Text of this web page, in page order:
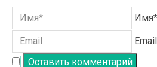
Имя*
Email